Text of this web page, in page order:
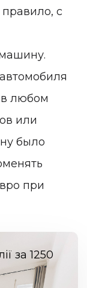
правило, с
в любом
или
было
при
за 1250